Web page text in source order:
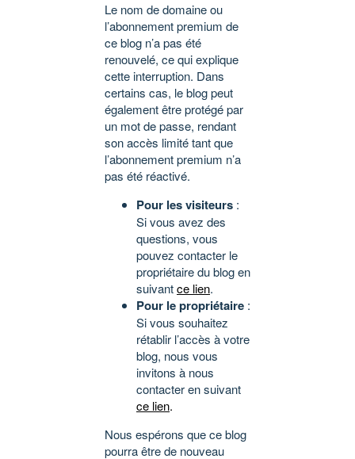
Le nom de domaine ou
l’abonnement premium de
ce blog n’a pas été
renouvelé, ce qui explique
cette interruption. Dans
certains cas, le blog peut
également être protégé par
un mot de passe, rendant
son accès limité tant que
l’abonnement premium n’a
pas été réactivé.
Pour les visiteurs :
Si vous avez des
questions, vous
pouvez contacter le
propriétaire du blog en
suivantce lien.
Pour le propriétaire :
Si vous souhaitez
rétablir l’accès à votre
blog, nous vous
invitons à nous
contacter en suivant
ce lien.
Nous espérons que ce blog
pourra être de nouveau